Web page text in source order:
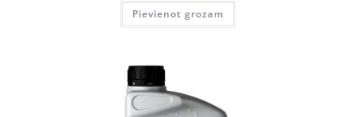
Pievienot grozam